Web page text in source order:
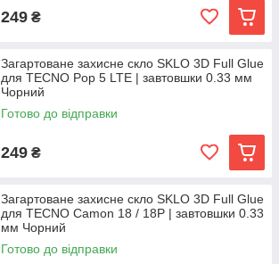
249 ₴
Загартоване захисне скло SKLO 3D Full Glue
для TECNO Pop 5 LTE | завтовшки 0.33 мм
Чорний
Готово до відправки
249 ₴
Загартоване захисне скло SKLO 3D Full Glue
для TECNO Camon 18 / 18P | завтовшки 0.33
мм Чорний
Готово до відправки